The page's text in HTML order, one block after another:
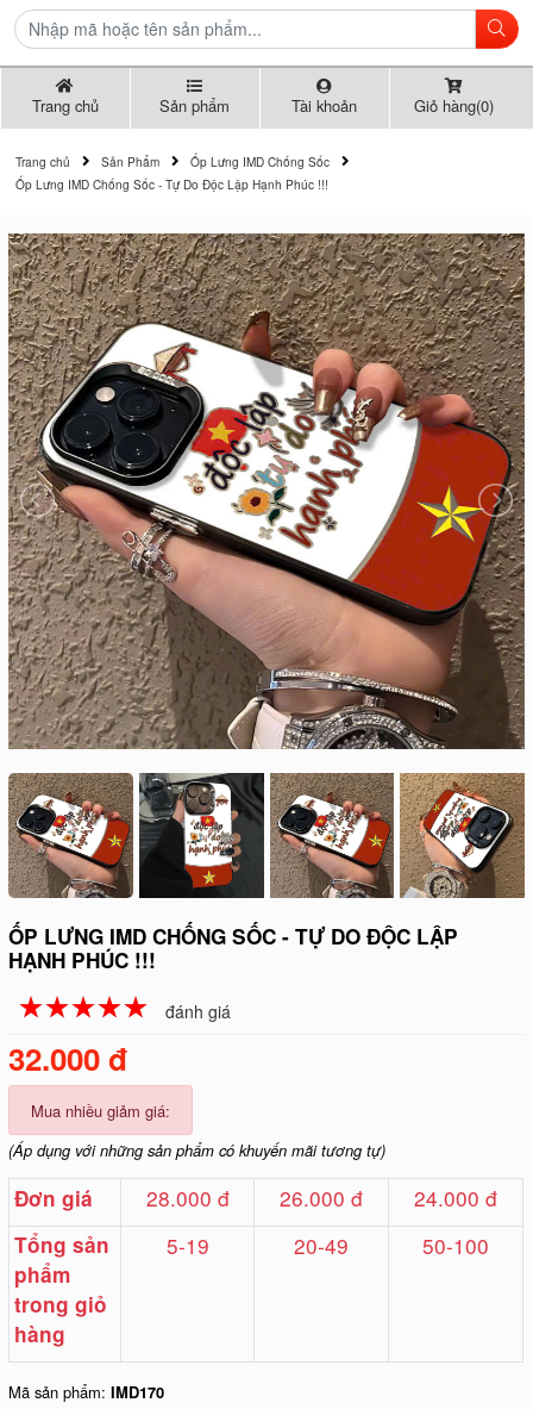
Trang chủ Sản phẩm Tài khoản Giỏ hàng(0)
Trang chủ Sản Phẩm
Ốp Lưng IMD Chống Sốc
Ốp Lưng IMD Chống Sốc - Tự Do Độc Lập Hạnh Phúc !!!
ỐP LƯNG IMD CHỐNG SỐC - TỰ DO ĐỘC LẬP
HẠNH PHÚC !!!
☆☆☆☆☆
★★★★★ đánh giá
32.000 đ
Mua nhiều giảm giá:
(Áp dụng với những sản phẩm có khuyến mãi tương tự)
Đơn giá 28.000 đ 26.000 đ 24.000 đ
Tổng sản
phẩm
trong giỏ
hàng
5-19 20-49 50-100
Mã sản phẩm:IMD170